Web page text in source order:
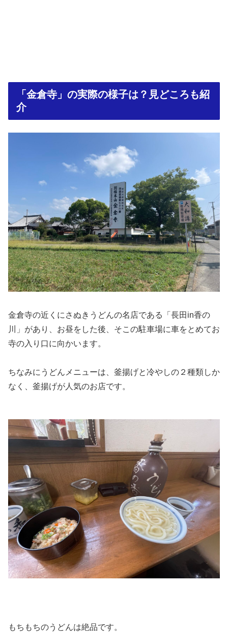
「金倉寺」の実際の様子は？見どころも紹
介
金倉寺の近くにさぬきうどんの名店である「長田in香の
川」があり、お昼をした後、そこの駐車場に車をとめてお
寺の入り口に向かいます。
ちなみにうどんメニューは、釜揚げと冷やしの２種類しか
なく、釜揚げが人気のお店です。
もちもちのうどんは絶品です。